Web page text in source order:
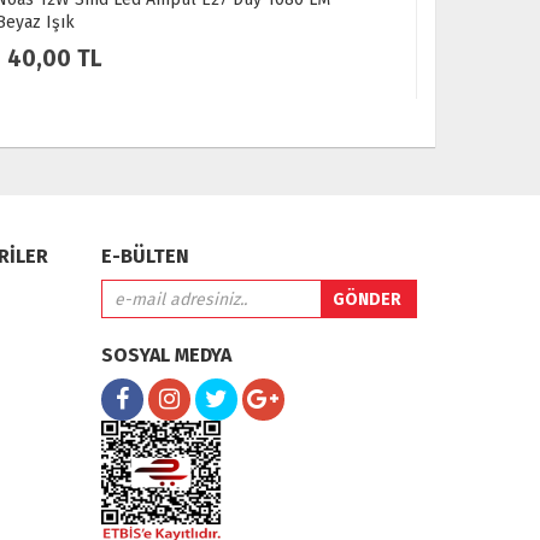
Işık
40,00 TL
E-BÜLTEN
SOSYAL MEDYA